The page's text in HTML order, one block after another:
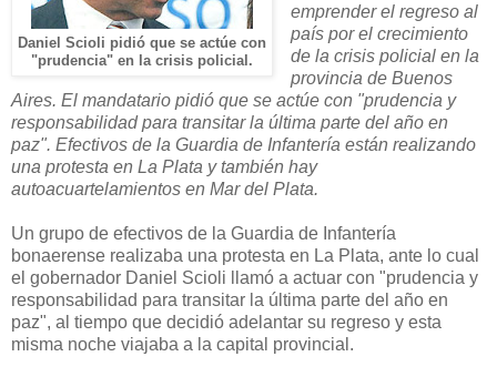
Daniel Scioli pidió que se actúe con
"prudencia" en la crisis policial.
emprender el regreso al
país por el crecimiento
de la crisis policial en la
provincia de Buenos
Aires. El mandatario pidió que se actúe con "prudencia y
responsabilidad para transitar la última parte del año en
paz". Efectivos de la Guardia de Infantería están realizando
una protesta en La Plata y también hay
autoacuartelamientos en Mar del Plata.
Un grupo de efectivos de la Guardia de Infantería
bonaerense realizaba una protesta en La Plata, ante lo cual
el gobernador Daniel Scioli llamó a actuar con "prudencia y
responsabilidad para transitar la última parte del año en
paz", al tiempo que decidió adelantar su regreso y esta
misma noche viajaba a la capital provincial.